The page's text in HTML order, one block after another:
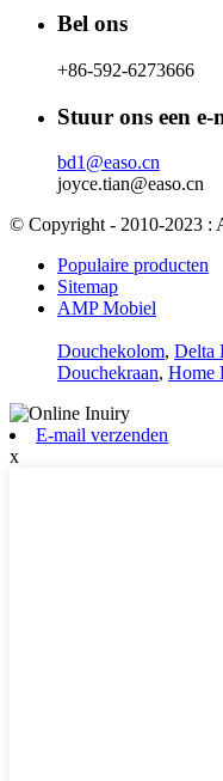
Bel ons
+86-592-6273666
Stuur ons een e-
bd1@easo.cn
joyce.tian@easo.cn
© Copyright - 2010-2023 :
Populaire producten
Sitemap
AMP Mobiel
Douchekolom, Delta
Douchekraan, Home
E-mail verzenden
x